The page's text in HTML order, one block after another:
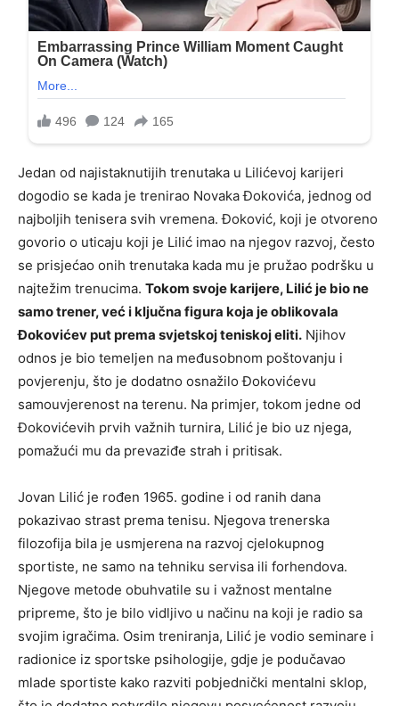
Jedan od najistaknutijih trenutaka u Lilićevoj karijeri
dogodio se kada je trenirao Novaka Đokovića, jednog od
najboljih tenisera svih vremena. Đoković, koji je otvoreno
govorio o uticaju koji je Lilić imao na njegov razvoj, često
se prisjećao onih trenutaka kada mu je pružao podršku u
najtežim trenucima. Tokom svoje karijere, Lilić je bio ne
samo trener, već i ključna figura koja je oblikovala
Đokovićev put prema svjetskoj teniskoj eliti. Njihov
odnos je bio temeljen na međusobnom poštovanju i
povjerenju, što je dodatno osnažilo Đokovićevu
samouvjerenost na terenu. Na primjer, tokom jedne od
Đokovićevih prvih važnih turnira, Lilić je bio uz njega,
pomažući mu da prevaziđe strah i pritisak.
Jovan Lilić je rođen 1965. godine i od ranih dana
pokazivao strast prema tenisu. Njegova trenerska
filozofija bila je usmjerena na razvoj cjelokupnog
sportiste, ne samo na tehniku servisa ili forhendova.
Njegove metode obuhvatile su i važnost mentalne
pripreme, što je bilo vidljivo u načinu na koji je radio sa
svojim igračima. Osim treniranja, Lilić je vodio seminare i
radionice iz sportske psihologije, gdje je podučavao
mlade sportiste kako razviti pobjednički mentalni sklop,